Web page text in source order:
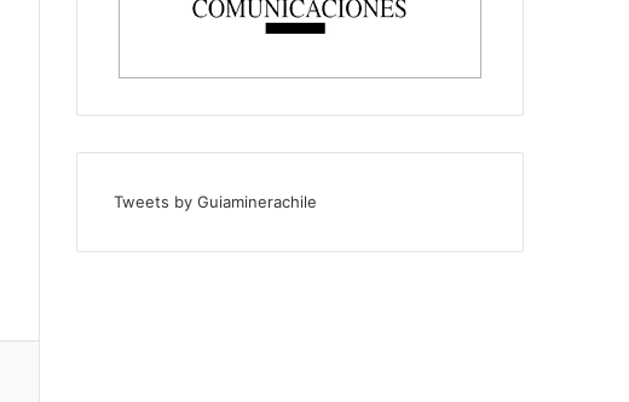
Tweets by Guiaminerachile